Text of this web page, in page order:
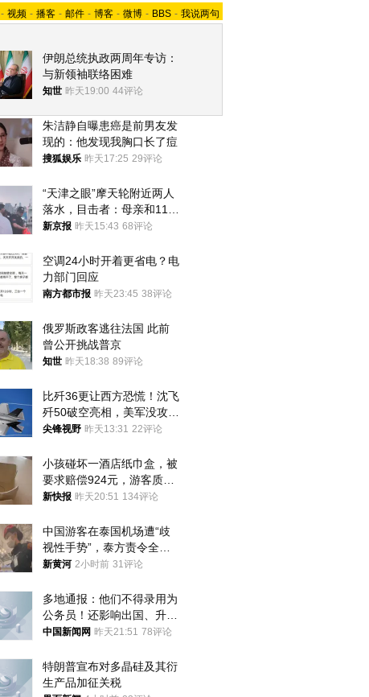
- 视频 - 播客 - 邮件 - 博客 - 微博 - BBS - 我说两句
伊朗总统执政两周年专访：
与新领袖联络困难
知世 昨天19:00 44评论
朱洁静自曝患癌是前男友发
现的：他发现我胸口长了痘
搜狐娱乐 昨天17:25 29评论
“天津之眼”摩天轮附近两人
落水，目击者：母亲和11岁
儿子先后被打捞上岸
新京报 昨天15:43 68评论
空调24小时开着更省电？电
力部门回应
南方都市报 昨天23:45 38评论
俄罗斯政客逃往法国 此前
曾公开挑战普京
知世 昨天18:38 89评论
比歼36更让西方恐慌！沈飞
歼50破空亮相，美军没攻克
的技术被拿下
尖锋视野 昨天13:31 22评论
小孩碰坏一酒店纸巾盒，被
要求赔偿924元，游客质疑
酒店房客物品超高标价，市
新快报 昨天20:51 134评论
中国游客在泰国机场遭“歧
视性手势”，泰方责令全面
调查，对责任人采取最严厉
新黄河 2小时前 31评论
多地通报：他们不得录用为
公务员！还影响出国、升
学……
中国新闻网 昨天21:51 78评论
特朗普宣布对多晶硅及其衍
生产品加征关税